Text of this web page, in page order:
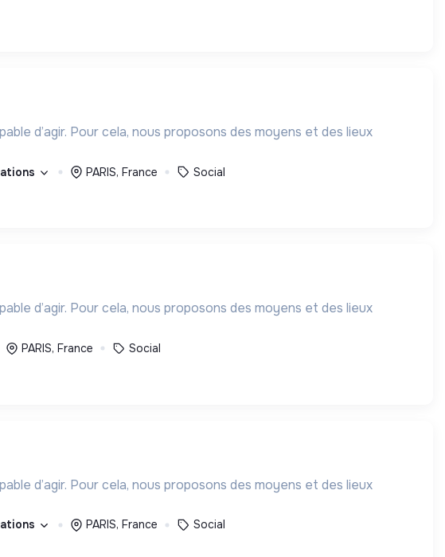
d’agir. Pour cela, nous proposons des moyens et des lieux
PARIS, France Social
d’agir. Pour cela, nous proposons des moyens et des lieux
PARIS, France Social
d’agir. Pour cela, nous proposons des moyens et des lieux
PARIS, France Social